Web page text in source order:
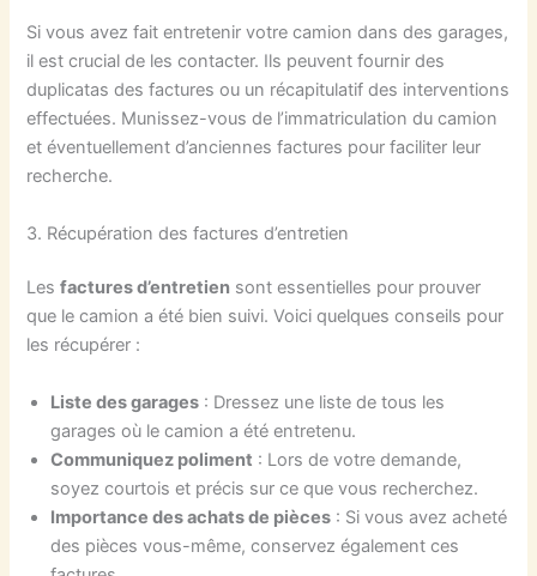
Si vous avez fait entretenir votre camion dans des garages,
il est crucial de les contacter. Ils peuvent fournir des
duplicatas des factures ou un récapitulatif des interventions
effectuées. Munissez-vous de l’immatriculation du camion
et éventuellement d’anciennes factures pour faciliter leur
recherche.
3. Récupération des factures d’entretien
Lesfactures d’entretien sont essentielles pour prouver
que le camion a été bien suivi. Voici quelques conseils pour
les récupérer :
Liste des garages : Dressez une liste de tous les
garages où le camion a été entretenu.
Communiquez poliment : Lors de votre demande,
soyez courtois et précis sur ce que vous recherchez.
Importance des achats de pièces : Si vous avez acheté
des pièces vous-même, conservez également ces